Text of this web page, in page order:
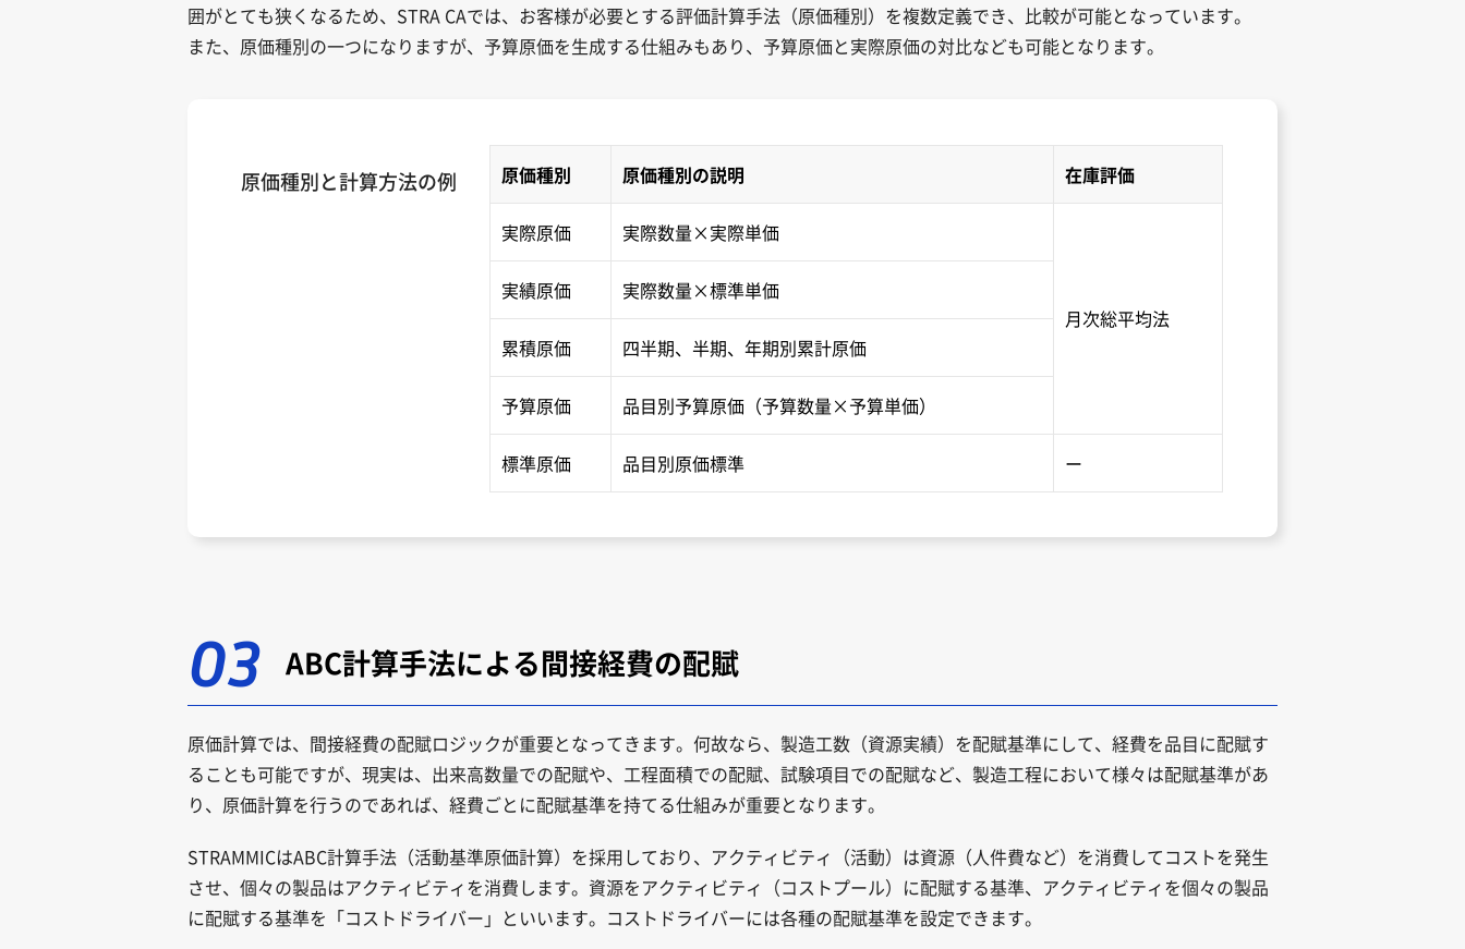
囲がとても狭くなるため、STRA CAでは、お客様が必要とする評価計算手法（原価種別）を複数定義でき、比較が可能となっています。
また、原価種別の一つになりますが、予算原価を生成する仕組みもあり、予算原価と実際原価の対比なども可能となります。
原価種別と計算方法の例 原価種別 原価種別の説明 在庫評価
実際原価 実際数量×実際単価
月次総平均法
実績原価 実際数量×標準単価
累積原価 四半期、半期、年期別累計原価
予算原価 品目別予算原価（予算数量×予算単価）
標準原価 品目別原価標準 ー
03 ABC計算手法による間接経費の配賦
原価計算では、間接経費の配賦ロジックが重要となってきます。何故なら、製造工数（資源実績）を配賦基準にして、経費を品目に配賦す
ることも可能ですが、現実は、出来高数量での配賦や、工程面積での配賦、試験項目での配賦など、製造工程において様々は配賦基準があ
り、原価計算を行うのであれば、経費ごとに配賦基準を持てる仕組みが重要となります。
STRAMMICはABC計算手法（活動基準原価計算）を採用しており、アクティビティ（活動）は資源（人件費など）を消費してコストを発生
させ、個々の製品はアクティビティを消費します。資源をアクティビティ（コストプール）に配賦する基準、アクティビティを個々の製品
に配賦する基準を「コストドライバー」といいます。コストドライバーには各種の配賦基準を設定できます。